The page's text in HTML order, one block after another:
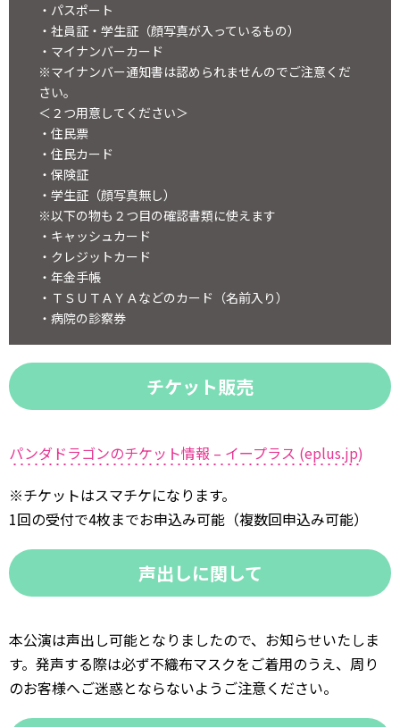
・パスポート
・社員証・学生証（顔写真が入っているもの）
・マイナンバーカード
※マイナンバー通知書は認められませんのでご注意くだ
さい。
＜２つ用意してください＞
・住民票
・住民カード
・保険証
・学生証（顔写真無し）
※以下の物も２つ目の確認書類に使えます
・キャッシュカード
・クレジットカード
・年金手帳
・ＴＳＵＴＡＹＡなどのカード（名前入り）
・病院の診察券
チケット販売
パンダドラゴンのチケット情報 – イープラス (eplus.jp)
※チケットはスマチケになります。
1回の受付で4枚までお申込み可能（複数回申込み可能）
声出しに関して
本公演は声出し可能となりましたので、お知らせいたしま
す。発声する際は必ず不織布マスクをご着用のうえ、周り
のお客様へご迷惑とならないようご注意ください。